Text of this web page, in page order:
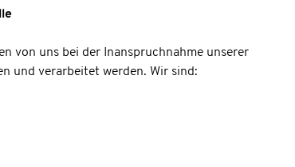
von uns bei der Inanspruchnahme unserer
und verarbeitet werden. Wir sind: